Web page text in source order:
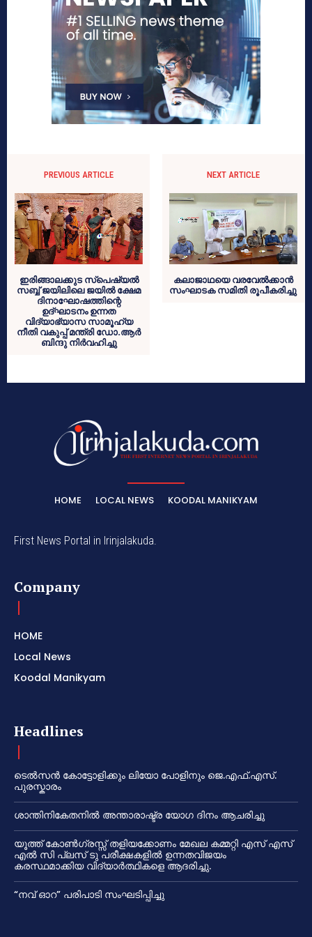
PREVIOUS ARTICLE
ഇരിങ്ങാലക്കുട സ്പെഷ്യൽ
സബ്ബ് ജയിലിലെ ജയിൽ ക്ഷേമ
ദിനാഘോഷത്തിന്റെ
ഉദ്ഘാടനം ഉന്നത
വിദ്യാഭ്യാസ സാമൂഹ്യ
നീതി വകുപ്പ് മന്ത്രി ഡോ.ആർ
ബിന്ദു നിർവഹിച്ചു
NEXT ARTICLE
കലാജാഥയെ വരവേൽക്കാൻ
സംഘാടക സമിതി രൂപീകരിച്ചു
HOME LOCAL NEWS KOODAL MANIKYAM
First News Portal in Irinjalakuda.
Company
HOME
Local News
Koodal Manikyam
Headlines
ടെൽസൻ കോട്ടോളിക്കും ലിയോ പോളിനും ജെ.എഫ്.എസ്.
പുരസ്കാരം
ശാന്തിനികേതനിൽ അന്താരാഷ്ട്ര യോഗ ദിനം ആചരിച്ചു
യൂത്ത് കോൺഗ്രസ്സ് തളിയക്കോണം മേഖല കമ്മറ്റി എസ് എസ്
എൽ സി പ്ലസ് ടു പരീക്ഷകളിൽ ഉന്നതവിജയം
കരസ്ഥമാക്കിയ വിദ്യാർത്ഥികളെ ആദരിച്ചു.
“നവ് ഓറ” പരിപാടി സംഘടിപ്പിച്ചു